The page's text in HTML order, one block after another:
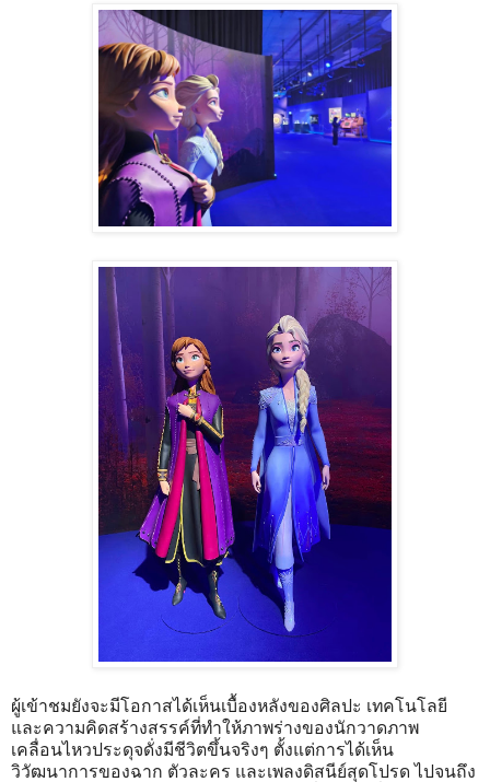
ผู้เข้าชมยังจะมีโอกาสได้เห็นเบื้องหลังของศิลปะ เทคโนโลยี
และความคิดสร้างสรรค์ที่ทำให้ภาพร่างของนักวาดภาพ
เคลื่อนไหวประดุจดั่งมีชีวิตขึ้นจริงๆ ตั้งแต่การได้เห็น
วิวัฒนาการของฉาก ตัวละคร และเพลงดิสนีย์สุดโปรด ไปจนถึง